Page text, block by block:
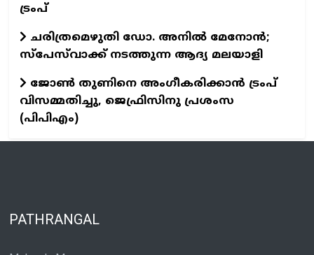
ട്രംപ്
ചരിത്രമെഴുതി ഡോ. അനിൽ മേനോൻ;
സ്പേസ്‌വാക്ക് നടത്തുന്ന ആദ്യ മലയാളി
ജോൺ തുണിനെ അംഗീകരിക്കാൻ ട്രംപ്
വിസമ്മതിച്ചു, ജെഫ്രിസിനു പ്രശംസ
(പിപിഎം)
PATHRANGAL